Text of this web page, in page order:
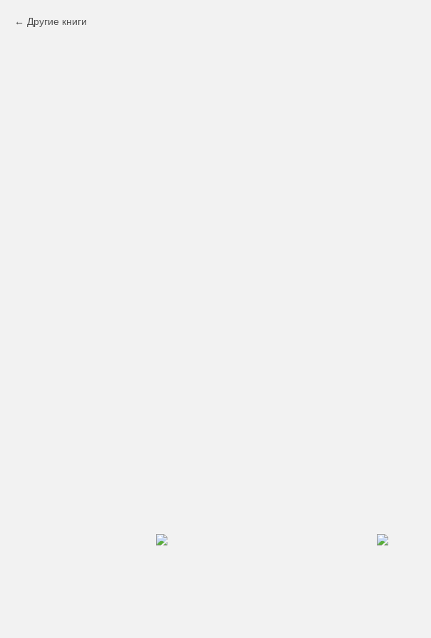
Другие книги